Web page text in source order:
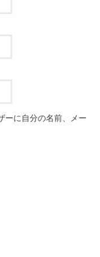
ーに自分の名前、メー